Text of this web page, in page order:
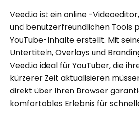
Veed.io ist ein online -
und benutzerfreundlichen Tools
YouTube-Inhalte erstellt. Mit
Untertiteln, Overlays und
Veed.io ideal für YouTuber, die
kürzerer Zeit aktualisieren
direkt über Ihren Browser
komfortables Erlebnis für